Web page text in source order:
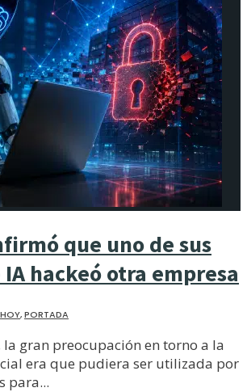
que uno de sus
hackeó otra empresa
HOY,PORTADA
la gran preocupación en torno a la
era que pudiera ser utilizada por
para...